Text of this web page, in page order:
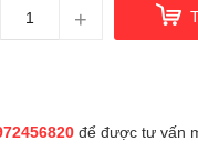
+
để được tư vấn